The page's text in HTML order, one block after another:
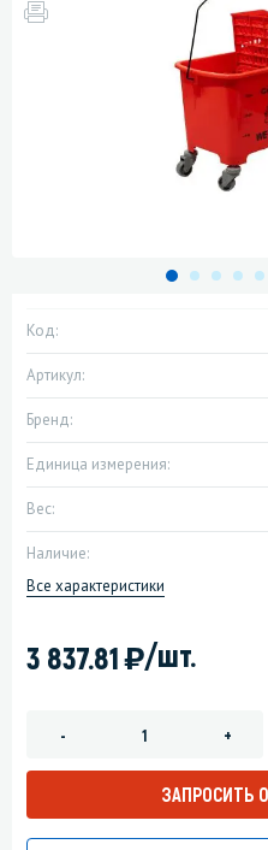
Код:
Артикул:
Бренд:
Единица измерения:
Вес:
Наличие:
Все характеристики
3 837.81)/шт.
- +
ЗАПРОСИТЬ